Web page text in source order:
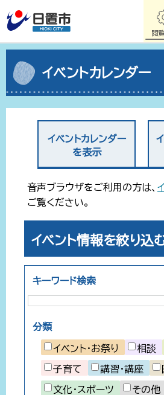
閲
イベントカレンダー
イベントカレンダー
を表示
音声ブラウザをご利用の方は、
ご覧ください。
イベント情報を絞り込
キーワード検索
分類
イベント・お祭り 相談
子育て 講習・講座
文化・スポーツ その他